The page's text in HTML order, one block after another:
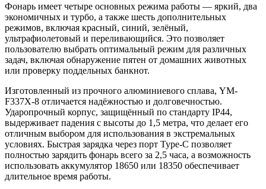
Фонарь имеет четыре основных режима работы — яркий, два
экономичных и турбо, а также шесть дополнительных
режимов, включая красный, синий, зелёный,
ультрафиолетовый и переливающийся. Это позволяет
пользователю выбрать оптимальный режим для различных
задач, включая обнаружение пятен от домашних животных
или проверку поддельных банкнот.
Изготовленный из прочного алюминиевого сплава, YM-
F337X-8 отличается надёжностью и долговечностью.
Ударопрочный корпус, защищённый по стандарту IP44,
выдерживает падения с высоты до 1,5 метра, что делает его
отличным выбором для использования в экстремальных
условиях. Быстрая зарядка через порт Type-C позволяет
полностью зарядить фонарь всего за 2,5 часа, а возможность
использовать аккумулятор 18650 или 18350 обеспечивает
длительное время работы.